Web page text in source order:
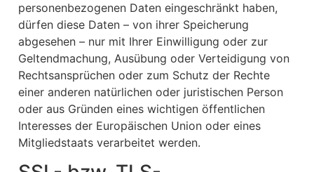
personenbezogenen Daten eingeschränkt haben,
dürfen diese Daten – von ihrer Speicherung
abgesehen – nur mit Ihrer Einwilligung oder zur
Geltendmachung, Ausübung oder Verteidigung von
Rechtsansprüchen oder zum Schutz der Rechte
einer anderen natürlichen oder juristischen Person
oder aus Gründen eines wichtigen öffentlichen
Interesses der Europäischen Union oder eines
Mitgliedstaats verarbeitet werden.